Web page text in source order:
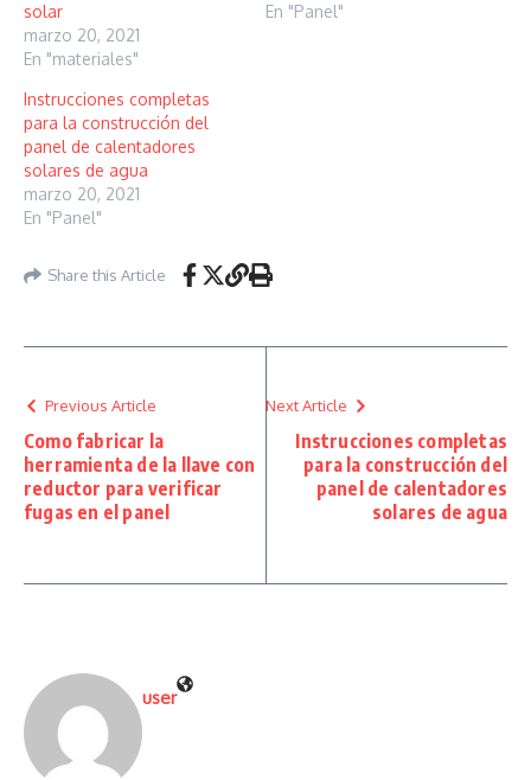
solar
marzo 20, 2021
En "materiales"
En "Panel"
Instrucciones completas
para la construcción del
panel de calentadores
solares de agua
marzo 20, 2021
En "Panel"
Share this Article
Previous Article
Como fabricar la
herramienta de la llave con
reductor para verificar
fugas en el panel
Next Article
Instrucciones completas
para la construcción del
panel de calentadores
solares de agua
user